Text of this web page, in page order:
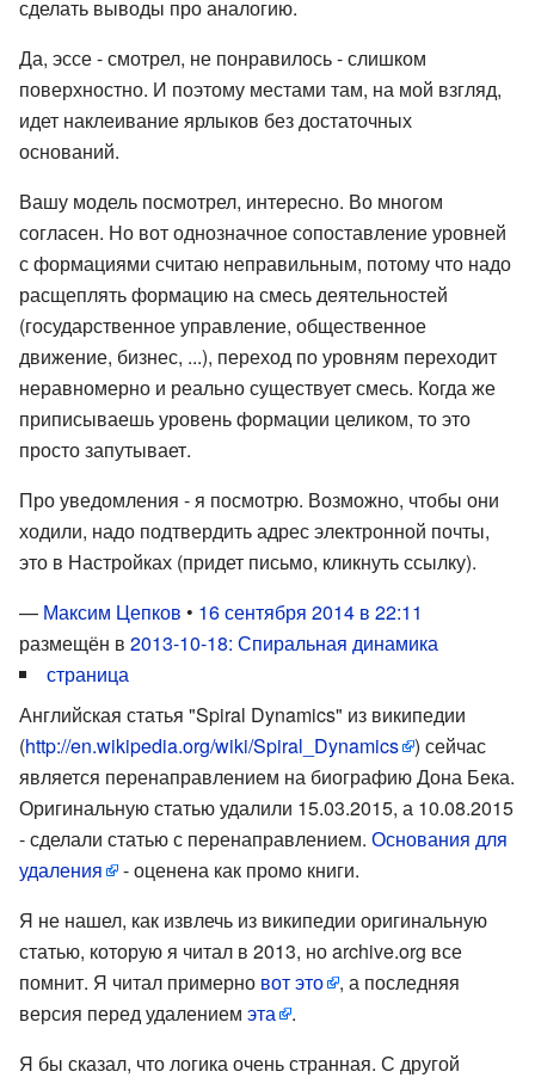
сделать выводы про аналогию.
Да, эссе - смотрел, не понравилось - слишком
поверхностно. И поэтому местами там, на мой взгляд,
идет наклеивание ярлыков без достаточных
оснований.
Вашу модель посмотрел, интересно. Во многом
согласен. Но вот однозначное сопоставление уровней
с формациями считаю неправильным, потому что надо
расщеплять формацию на смесь деятельностей
(государственное управление, общественное
движение, бизнес, ...), переход по уровням переходит
неравномерно и реально существует смесь. Когда же
приписываешь уровень формации целиком, то это
просто запутывает.
Про уведомления - я посмотрю. Возможно, чтобы они
ходили, надо подтвердить адрес электронной почты,
это в Настройках (придет письмо, кликнуть ссылку).
— Максим Цепков • 16 сентября 2014 в 22:11
размещён в 2013-10-18: Спиральная динамика
страница
Английская статья "Spiral Dynamics" из википедии
(http://en.wikipedia.org/wiki/Spiral_Dynamics ) сейчас
является перенаправлением на биографию Дона Бека.
Оригинальную статью удалили 15.03.2015, а 10.08.2015
- сделали статью с перенаправлением. Основания для
удаления
- оценена как промо книги.
Я не нашел, как извлечь из википедии оригинальную
статью, которую я читал в 2013, но archive.org все
помнит. Я читал примерно вот это
, а последняя
версия перед удалением эта
.
Я бы сказал, что логика очень странная. С другой